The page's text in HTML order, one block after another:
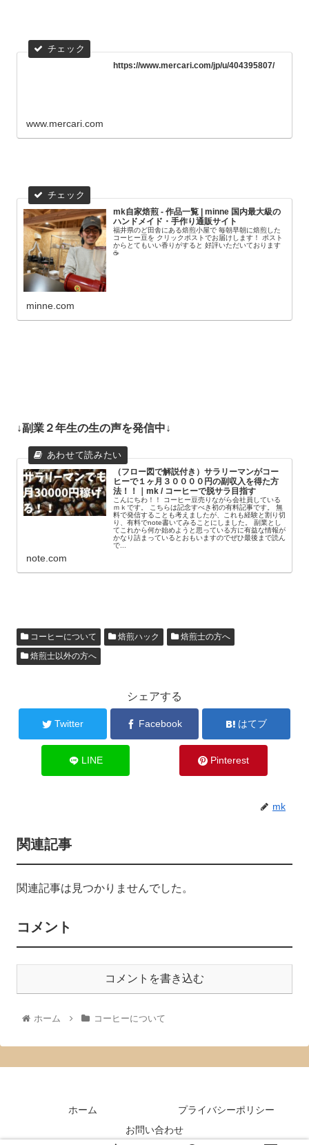
https://www.mercari.com/jp/u/404395807/
www.mercari.com
mk自家焙煎 - 作品一覧 | minne 国内最大級の
ハンドメイド・手作り通販サイト
福井県のど田舎にある焙煎小屋で 毎朝早朝に焙煎した
コーヒー豆を クリックポストでお届けします！ ポスト
からとてもいい香りがすると 好評いただいております
☕️
minne.com
↓副業２年生の生の声を発信中↓
（フロー図で解説付き）サラリーマンがコー
ヒーで１ヶ月３００００円の副収入を得た方
法！！｜mk / コーヒーで脱サラ目指す
こんにちわ！！ コーヒー豆売りながら会社員している
ｍｋです。 こちらは記念すべき初の有料記事です。 無
料で発信することも考えましたが、これも経験と割り切
り、有料でnote書いてみることにしました。 副業とし
てこれから何か始めようと思っている方に有益な情報が
かなり詰まっているとおもいますのでぜひ最後まで読ん
で...
note.com
コーヒーについて 焙煎ハック
焙煎士の方へ
焙煎士以外の方へ
シェアする
Twitter Facebook はてブ
LINE Pinterest
mk
関連記事
関連記事は見つかりませんでした。
コメント
コメントを書き込む
ホーム コーヒーについて
ホーム
プライバシーポリシー
お問い合わせ